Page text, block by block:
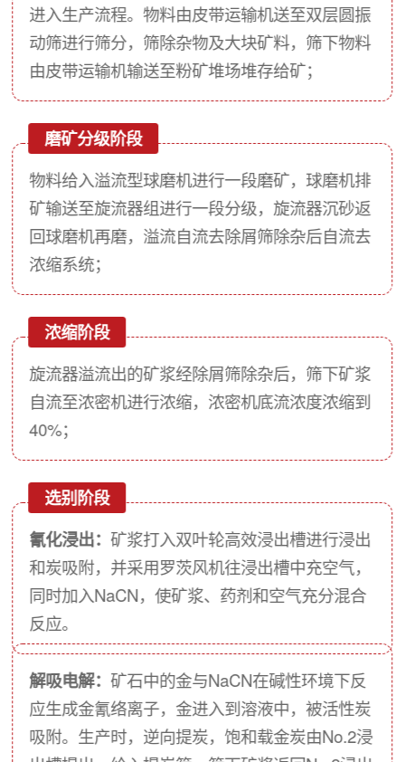
进入生产流程。物料由皮带运输机送至双层圆振
动筛进行筛分，筛除杂物及大块矿料，筛下物料
由皮带运输机输送至粉矿堆场堆存给矿；
磨矿分级阶段
物料给入溢流型球磨机进行一段磨矿，球磨机排
矿输送至旋流器组进行一段分级，旋流器沉砂返
回球磨机再磨，溢流自流去除屑筛除杂后自流去
浓缩系统；
浓缩阶段
旋流器溢流出的矿浆经除屑筛除杂后，筛下矿浆
自流至浓密机进行浓缩，浓密机底流浓度浓缩到
40%；
选别阶段
氰化浸出：矿浆打入双叶轮高效浸出槽进行浸出
和炭吸附，并采用罗茨风机往浸出槽中充空气，
同时加入NaCN，使矿浆、药剂和空气充分混合
反应。
解吸电解：矿石中的金与NaCN在碱性环境下反
应生成金氰络离子，金进入到溶液中，被活性炭
吸附。生产时，逆向提炭，饱和载金炭由No.2浸